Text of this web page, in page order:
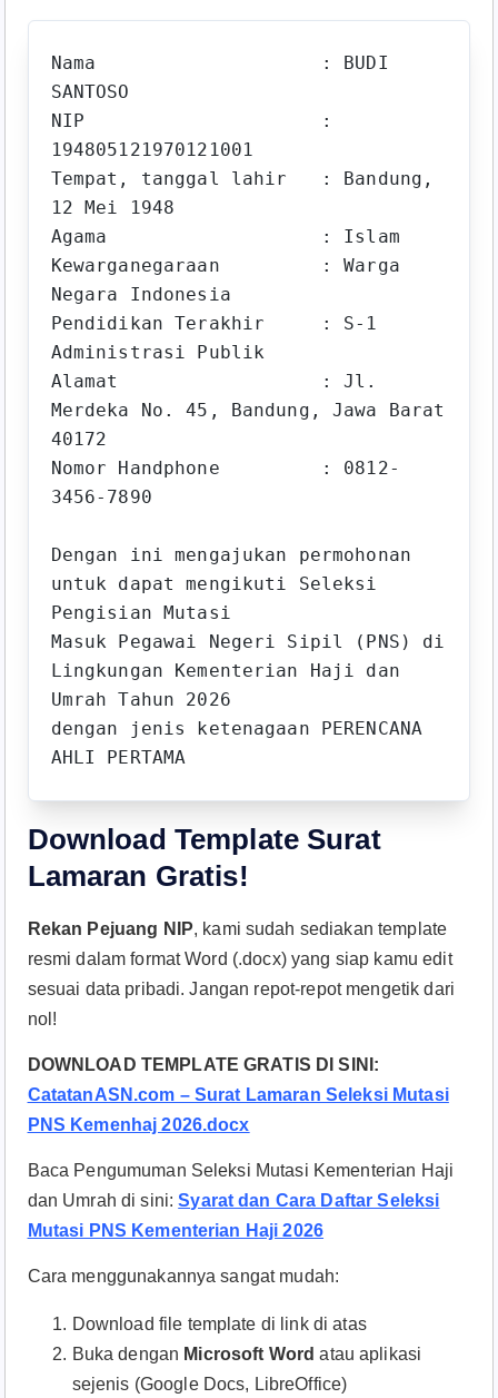
Nama                    : BUDI
SANTOSO
NIP                     :
194805121970121001
Tempat, tanggal lahir   : Bandung,
12 Mei 1948
Agama                   : Islam
Kewarganegaraan         : Warga
Negara Indonesia
Pendidikan Terakhir     : S-1
Administrasi Publik
Alamat                  : Jl.
Merdeka No. 45, Bandung, Jawa Barat
40172
Nomor Handphone         : 0812-
3456-7890
Dengan ini mengajukan permohonan
untuk dapat mengikuti Seleksi
Pengisian Mutasi
Masuk Pegawai Negeri Sipil (PNS) di
Lingkungan Kementerian Haji dan
Umrah Tahun 2026
dengan jenis ketenagaan PERENCANA
Download Template Surat
Lamaran Gratis!
Rekan Pejuang NIP, kami sudah sediakan template
resmi dalam format Word (.docx) yang siap kamu edit
sesuai data pribadi. Jangan repot-repot mengetik dari
nol!
DOWNLOAD TEMPLATE GRATIS DI SINI:
CatatanASN.com – Surat Lamaran Seleksi Mutasi
PNS Kemenhaj 2026.docx
Baca Pengumuman Seleksi Mutasi Kementerian Haji
dan Umrah di sini:Syarat dan Cara Daftar Seleksi
Mutasi PNS Kementerian Haji 2026
Cara menggunakannya sangat mudah:
Download file template di link di atas
Buka dengan Microsoft Word atau aplikasi
sejenis (Google Docs, LibreOffice)